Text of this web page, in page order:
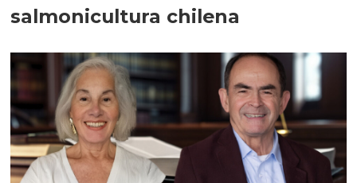
salmonicultura chilena